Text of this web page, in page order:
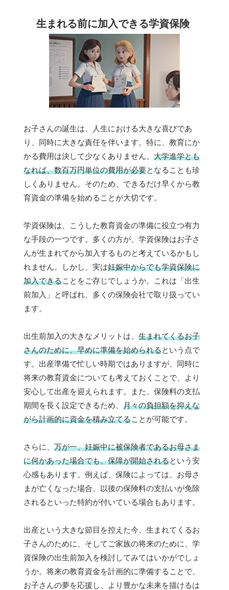
生まれる前に加入できる学資保険
お子さんの誕生は、人生における大きな喜びであ
り、同時に大きな責任を伴います。特に、教育にか
かる費用は決して少なくありません。 大学進学とも
なれば、数百万円単位の費用が必要となることも珍
しくありません。そのため、できるだけ早くから教
育資金の準備を始めることが大切です。
学資保険は、こうした教育資金の準備に役立つ有力
な手段の一つです。多くの方が、学資保険はお子さ
んが生まれてから加入するものと考えているかもし
れません。しかし、実は妊娠中からでも学資保険に
加入できることをご存じでしょうか。これは「出生
前加入」と呼ばれ、多くの保険会社で取り扱ってい
ます。
出生前加入の大きなメリットは、 生まれてくるお子
さんのために、早めに準備を始められるという点で
す。出産準備で忙しい時期ではありますが、同時に
将来の教育資金についても考えておくことで、より
安心して出産を迎えられます。また、保険料の支払
期間を長く設定できるため、 月々の負担額を抑えな
がら計画的に資金を積み立てることが可能です。
さらに、 万が一、妊娠中に被保険者であるお母さま
に何かあった場合でも、保障が開始されるという安
心感もあります。例えば、保険によっては、お母さ
まが亡くなった場合、以後の保険料の支払いが免除
されるといった特約が付いている場合もあります。
出産という大きな節目を控えた今、生まれてくるお
子さんのために、そしてご家族の将来のために、学
資保険の出生前加入を検討してみてはいかがでしょ
うか。将来の教育資金を計画的に準備することで、
お子さんの夢を応援し、より豊かな未来を描けるは